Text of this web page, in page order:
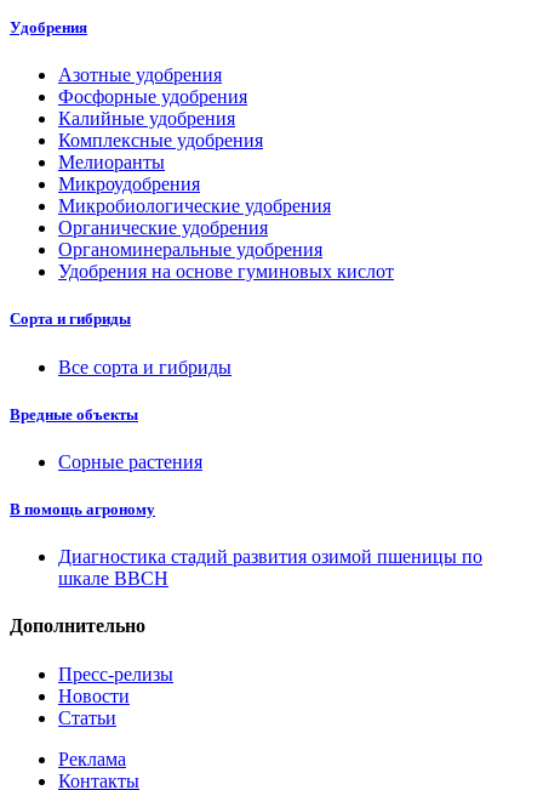
Удобрения
Азотные удобрения
Фосфорные удобрения
Калийные удобрения
Комплексные удобрения
Мелиоранты
Микроудобрения
Микробиологические удобрения
Органические удобрения
Органоминеральные удобрения
Удобрения на основе гуминовых кислот
Сорта и гибриды
Все сорта и гибриды
Вредные объекты
Сорные растения
В помощь агроному
Диагностика стадий развития озимой пшеницы по
шкале ВВСН
Дополнительно
Пресс-релизы
Новости
Статьи
Реклама
Контакты